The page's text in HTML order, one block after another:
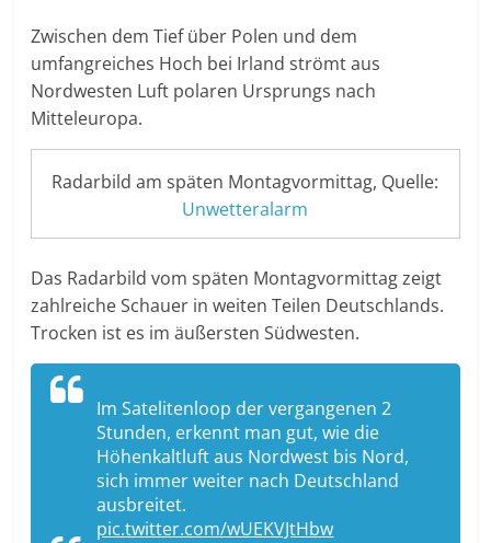
Zwischen dem Tief über Polen und dem
umfangreiches Hoch bei Irland strömt aus
Nordwesten Luft polaren Ursprungs nach
Mitteleuropa.
Radarbild am späten Montagvormittag, Quelle:
Unwetteralarm
Das Radarbild vom späten Montagvormittag zeigt
zahlreiche Schauer in weiten Teilen Deutschlands.
Trocken ist es im äußersten Südwesten.
Im Satelitenloop der vergangenen 2
Stunden, erkennt man gut, wie die
Höhenkaltluft aus Nordwest bis Nord,
sich immer weiter nach Deutschland
ausbreitet.
pic.twitter.com/wUEKVJtHbw